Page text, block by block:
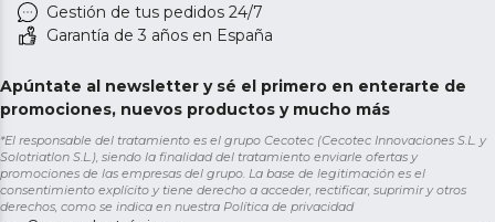
Gestión de tus pedidos 24/7
Garantía de 3 años en España
Apúntate al newsletter y sé el primero en enterarte de
promociones, nuevos productos y mucho más
*El responsable del tratamiento es el grupo Cecotec (Cecotec Innovaciones S.L. y
Solotriatlon S.L.), siendo la finalidad del tratamiento enviarle ofertas y
promociones de las empresas del grupo. La base de legitimación es el
consentimiento explícito y tiene derecho a acceder, rectificar, suprimir y otros
derechos, como se indica en nuestra Política de privacidad